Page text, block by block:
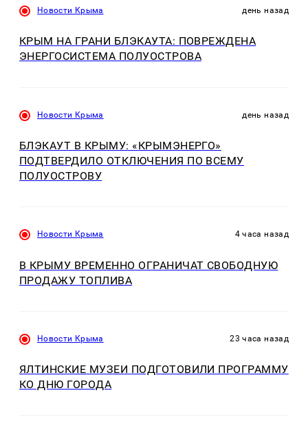
Новости Крыма день назад
КРЫМ НА ГРАНИ БЛЭКАУТА: ПОВРЕЖДЕНА
ЭНЕРГОСИСТЕМА ПОЛУОСТРОВА
Новости Крыма день назад
БЛЭКАУТ В КРЫМУ: «КРЫМЭНЕРГО»
ПОДТВЕРДИЛО ОТКЛЮЧЕНИЯ ПО ВСЕМУ
ПОЛУОСТРОВУ
Новости Крыма 4 часа назад
В КРЫМУ ВРЕМЕННО ОГРАНИЧАТ СВОБОДНУЮ
ПРОДАЖУ ТОПЛИВА
Новости Крыма 23 часа назад
ЯЛТИНСКИЕ МУЗЕИ ПОДГОТОВИЛИ ПРОГРАММУ
КО ДНЮ ГОРОДА